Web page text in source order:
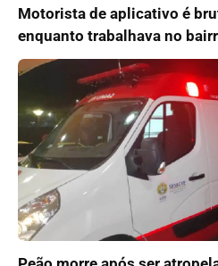
Motorista de aplicativo é
enquanto trabalhava no